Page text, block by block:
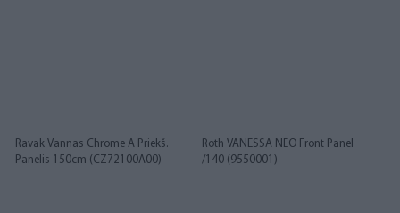
Ravak Vannas Chrome A Priekš.
Panelis 150cm (CZ72100A00)
Roth VANESSA NEO Front Panel
/140 (9550001)